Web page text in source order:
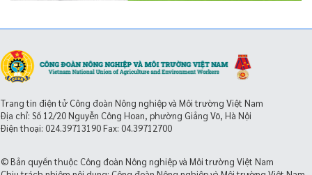
Trang tin điện tử Công đoàn Nông nghiệp và Môi trường Việt Nam
Địa chỉ: Số 12/20 Nguyễn Công Hoan, phường Giảng Võ, Hà Nội
Điện thoại: 024.39713190Fax: 04.39712700
© Bản quyền thuộc Công đoàn Nông nghiệp và Môi trường Việt Nam